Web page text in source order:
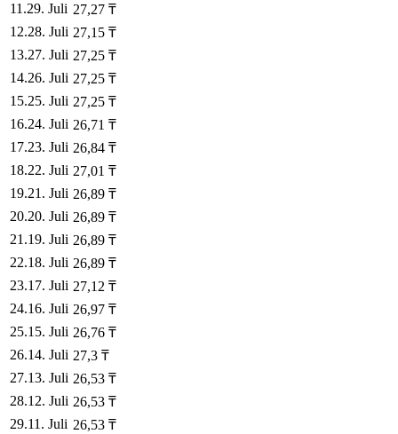
11 .29. Juli 27,27 ₸
12.28. Juli 27,15 ₸
13.27. Juli 27,25 ₸
14.26. Juli 27,25 ₸
15.25. Juli 27,25 ₸
16.24. Juli 26,71 ₸
17.23. Juli 26,84 ₸
18.22. Juli 27,01 ₸
19.21. Juli 26,89 ₸
20.20. Juli 26,89 ₸
21 .19. Juli 26,89 ₸
22.18. Juli 26,89 ₸
23.17. Juli 27,12 ₸
24.16. Juli 26,97 ₸
25.15. Juli 26,76 ₸
26.14. Juli 27,3 ₸
27.13. Juli 26,53 ₸
28.12. Juli 26,53 ₸
29.11. Juli 26,53 ₸